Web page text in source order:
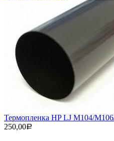
Термопленка HP LJ M104/
250,00Р